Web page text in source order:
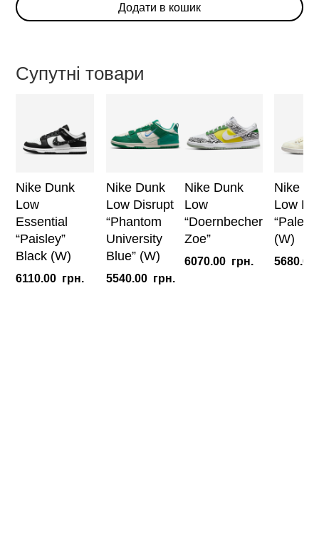
"Barber
Додати в кошик
Супутні товари
Nike Dunk
Low
Essential
“Paisley”
Black (W)
6110.00 грн.
Nike Dunk
Low Disrupt
“Phantom
University
Blue” (W)
5540.00 грн.
Nike Dunk
Low
“Doernbecher
Zoe”
6070.00 грн.
Nike
Low
“Pale
(W)
5680.00